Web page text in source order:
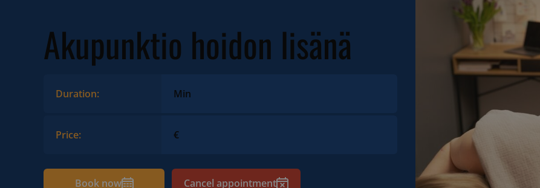
Akupunktio hoidon lisänä
Duration: Min
Price: €
Book now Cancel appointment